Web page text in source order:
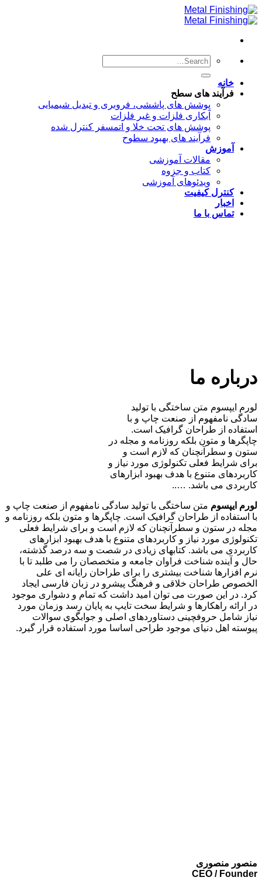
Skip
to
خانه
فرآیند های سطح
پوشش های پاششی، فروبری و تبدیل شیمیایی
آبکاری فلزات و غیر فلزات
پوشش های تحت خلا و اتمسفر کنترل شده
فرآیند های بهبود سطوح
آموزش
مقالات آموزشی
کتاب و جزوه
ویدئوهای آموزشی
کنترل کیفیت
اخبار
تماس با ما
درباره ما
لورم ایپسوم متن ساختگی با تولید
سادگی نامفهوم از صنعت چاپ و با
استفاده از طراحان گرافیک است.
چاپگرها و متون بلکه روزنامه و مجله در
ستون و سطرآنچنان که لازم است و
برای شرایط فعلی تکنولوژی مورد نیاز و
کاربردهای متنوع با هدف بهبود ابزارهای
کاربردی می باشد. …..
لورم ایپسوم متن ساختگی با تولید سادگی نامفهوم از صنعت چاپ و
با استفاده از طراحان گرافیک است. چاپگرها و متون بلکه روزنامه و
مجله در ستون و سطرآنچنان که لازم است و برای شرایط فعلی
تکنولوژی مورد نیاز و کاربردهای متنوع با هدف بهبود ابزارهای
کاربردی می باشد. کتابهای زیادی در شصت و سه درصد گذشته،
حال و آینده شناخت فراوان جامعه و متخصصان را می طلبد تا با
نرم افزارها شناخت بیشتری را برای طراحان رایانه ای علی
الخصوص طراحان خلاقی و فرهنگ پیشرو در زبان فارسی ایجاد
کرد. در این صورت می توان امید داشت که تمام و دشواری موجود
در ارائه راهکارها و شرایط سخت تایپ به پایان رسد وزمان مورد
نیاز شامل حروفچینی دستاوردهای اصلی و جوابگوی سوالات
پیوسته اهل دنیای موجود طراحی اساسا مورد استفاده قرار گیرد.
منصور منصوری
CEO / Founder